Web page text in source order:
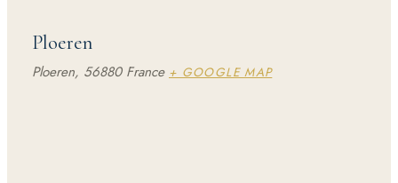
Ploeren
Ploeren, 56880 France + GOOGLE MAP